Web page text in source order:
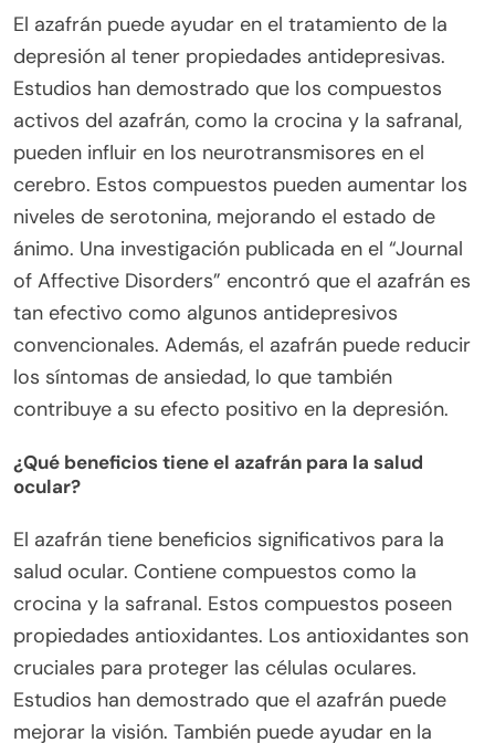
El azafrán puede ayudar en el tratamiento de la
depresión al tener propiedades antidepresivas.
Estudios han demostrado que los compuestos
activos del azafrán, como la crocina y la safranal,
pueden influir en los neurotransmisores en el
cerebro. Estos compuestos pueden aumentar los
niveles de serotonina, mejorando el estado de
ánimo. Una investigación publicada en el “Journal
of Affective Disorders” encontró que el azafrán es
tan efectivo como algunos antidepresivos
convencionales. Además, el azafrán puede reducir
los síntomas de ansiedad, lo que también
contribuye a su efecto positivo en la depresión.
¿Qué beneficios tiene el azafrán para la salud
ocular?
El azafrán tiene beneficios significativos para la
salud ocular. Contiene compuestos como la
crocina y la safranal. Estos compuestos poseen
propiedades antioxidantes. Los antioxidantes son
cruciales para proteger las células oculares.
Estudios han demostrado que el azafrán puede
mejorar la visión. También puede ayudar en la